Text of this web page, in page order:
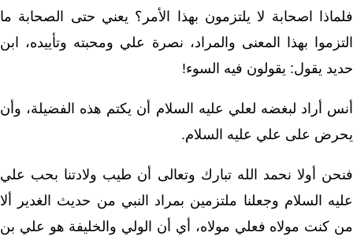
فلماذا اصحابة لا يلتزمون بهذا الأمر؟ يعني حتى الصحابة ما
التزموا بهذا المعنى والمراد، نصرة علي ومحبته وتأييده، ابن
حديد يقول: يقولون فيه السوء!
أنس أراد لبغضه لعلي عليه السلام أن يكتم هذه الفضيلة، وأن
يحرض على علي عليه السلام.
فنحن أولا نحمد الله تبارك وتعالى أن طيب ولادتنا بحب علي
عليه السلام وجعلنا ملتزمين بمراد النبي من حديث الغدير ألا
من كنت مولاه فعلي مولاه، أي أن الولي والخليفة هو علي بن